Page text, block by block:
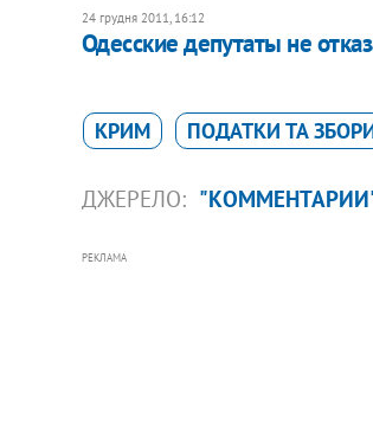
24 грудня 2011, 16:12
Одесские депутаты не
КРИМ ПОДАТКИ ТА
ДЖЕРЕЛО:
РЕКЛАМА